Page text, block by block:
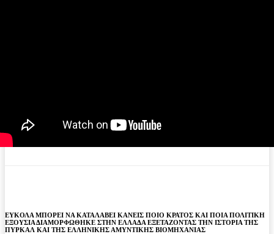
ΕΥΚΟΛΑ ΜΠΟΡΕΙ ΝΑ ΚΑΤΑΛΑΒΕΙ ΚΑΝΕΙΣ ΠΟΙΟ ΚΡΑΤΟΣ ΚΑΙ ΠΟΙΑ ΠΟΛΙΤΙΚΗ
ΕΞΟΥΣΙΑ ΔΙΑΜΟΡΦΩΘΗΚΕ ΣΤΗΝ ΕΛΛΑΔΑ ΕΞΕΤΑΖΟΝΤΑΣ ΤΗΝ ΙΣΤΟΡΙΑ ΤΗΣ
ΠΥΡΚΑΛ ΚΑΙ ΤΗΣ ΕΛΛΗΝΙΚΗΣ ΑΜΥΝΤΙΚΗΣ ΒΙΟΜΗΧΑΝΙΑΣ